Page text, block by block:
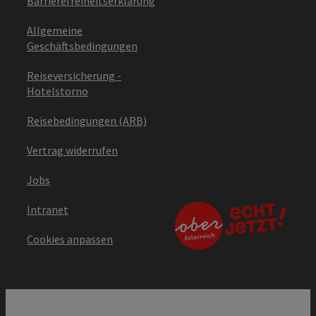
Allgemeine
Geschäftsbedingungen
Reiseversicherung -
Hotelstorno
Reisebedingungen (ARB)
Vertrag widerrufen
Jobs
Intranet
Cookies anpassen